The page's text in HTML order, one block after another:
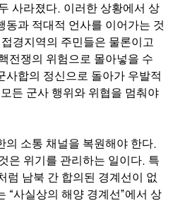
사라졌다. 이러한 상황에서 상
동과 적대적 언사를 이어가는 것
접경지역의 주민들은 물론이고
전쟁의 위험으로 몰아넣을 수
사합의 정신으로 돌아가 우발적
든 군사 행위와 위협을 멈춰야
의 소통 채널을 복원해야 한다.
은 위기를 관리하는 일이다. 특
럼 남북 간 합의된 경계선이 없
“사실상의 해양 경계선”에서 상